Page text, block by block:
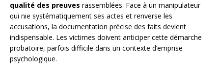
qualité des preuves rassemblées. Face à un manipulateur
qui nie systématiquement ses actes et renverse les
accusations, la documentation précise des faits devient
indispensable. Les victimes doivent anticiper cette démarche
probatoire, parfois difficile dans un contexte d’emprise
psychologique.